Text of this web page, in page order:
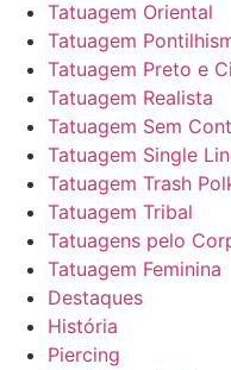
Tatuagem Oriental
Tatuagem
Tatuagem Preto e
Tatuagem Realista
Tatuagem Sem
Tatuagem Single
Tatuagem Trash
Tatuagem Tribal
Tatuagens pelo
Tatuagem Feminina
Destaques
História
Piercing